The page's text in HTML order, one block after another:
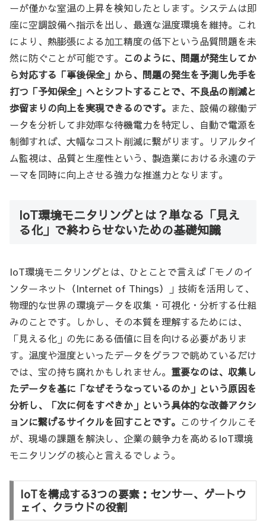
ーが僅かな室温の上昇を検知したとします。システムは即
座に空調設備へ指示を出し、最適な温度環境を維持。これ
により、熱膨張による加工精度の低下という品質問題を未
然に防ぐことが可能です。 このように、問題が発生してか
ら対応する「事後保全」から、問題の発生を予測し先手を
打つ「予知保全」へとシフトすることで、不良品の削減と
歩留まりの向上を実現できるのです。 また、設備の稼働デ
ータを分析して非効率な待機電力を特定し、自動で電源を
制御すれば、大幅なコスト削減に繋がります。リアルタイ
ム監視は、品質と生産性という、製造業における永遠のテ
ーマを同時に向上させる強力な推進力となります。
IoT環境モニタリングとは？単なる「見え
る化」で終わらせないための基礎知識
IoT環境モニタリングとは、ひとことで言えば「モノのイ
ンターネット（Internet of Things）」技術を活用して、
物理的な世界の環境データを収集・可視化・分析する仕組
みのことです。しかし、その本質を理解するためには、
「見える化」の先にある価値に目を向ける必要がありま
す。温度や湿度といったデータをグラフで眺めているだけ
では、宝の持ち腐れかもしれません。 重要なのは、収集し
たデータを基に「なぜそうなっているのか」という原因を
分析し、「次に何をすべきか」という具体的な改善アクシ
ョンに繋げるサイクルを回すことです。 このサイクルこそ
が、現場の課題を解決し、企業の競争力を高めるIoT環境
モニタリングの核心と言えるでしょう。
IoTを構成する3つの要素：センサー、ゲートウ
ェイ、クラウドの役割